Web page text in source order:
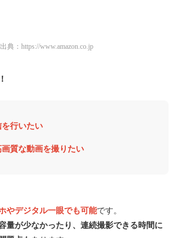
出典： https://www.amazon.co.jp
行いたい
質な動画を撮りたい
やデジタル一眼でも可能です。
量が少なかったり、連続撮影できる時間に